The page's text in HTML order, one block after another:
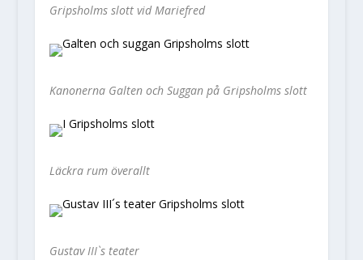
Gripsholms slott vid Mariefred
Kanonerna Galten och Suggan på Gripsholms slott
Läckra rum överallt
Gustav III`s teater